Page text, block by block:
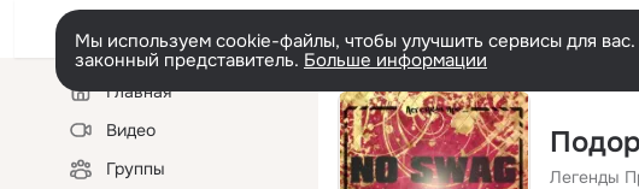
Мы используем cookie-файлы, чтобы улучшить сервисы для
законный представитель. Больше информации
Левая
колонкаГлавная
Видео
Группы
Легенды